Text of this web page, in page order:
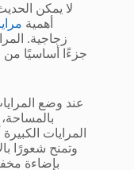
لا يمكن
أهمية
زجاجية.
جزءًا أساسيًا من
عند وضع
المرايات
وتمنح شعورًا
بإضاءة